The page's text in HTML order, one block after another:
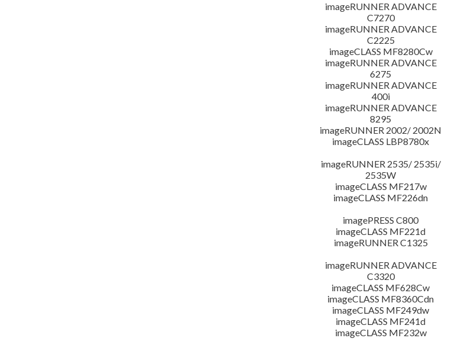
imageRUNNER ADVANCE
C7270
imageRUNNER ADVANCE
C2225
imageCLASS MF8280Cw
imageRUNNER ADVANCE
6275
imageRUNNER ADVANCE
400i
imageRUNNER ADVANCE
8295
imageRUNNER 2002/ 2002N
imageCLASS LBP8780x
imageRUNNER 2535/ 2535i/
2535W
imageCLASS MF217w
imageCLASS MF226dn
imagePRESS C800
imageCLASS MF221d
imageRUNNER C1325
imageRUNNER ADVANCE
C3320
imageCLASS MF628Cw
imageCLASS MF8360Cdn
imageCLASS MF249dw
imageCLASS MF241d
imageCLASS MF232w